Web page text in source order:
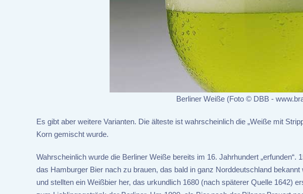
Berliner Weiße (Foto © DBB -
Es gibt aber weitere Varianten. Die älteste ist wahrscheinlich die „Weiße mit
Korn gemischt wurde.
Wahrscheinlich wurde die Berliner Weiße bereits im 16. Jahrhundert
das Hamburger Bier nach zu brauen, das bald in ganz Norddeutschland
und stellten ein Weißbier her, das urkundlich 1680 (nach späterer Quelle 1642)